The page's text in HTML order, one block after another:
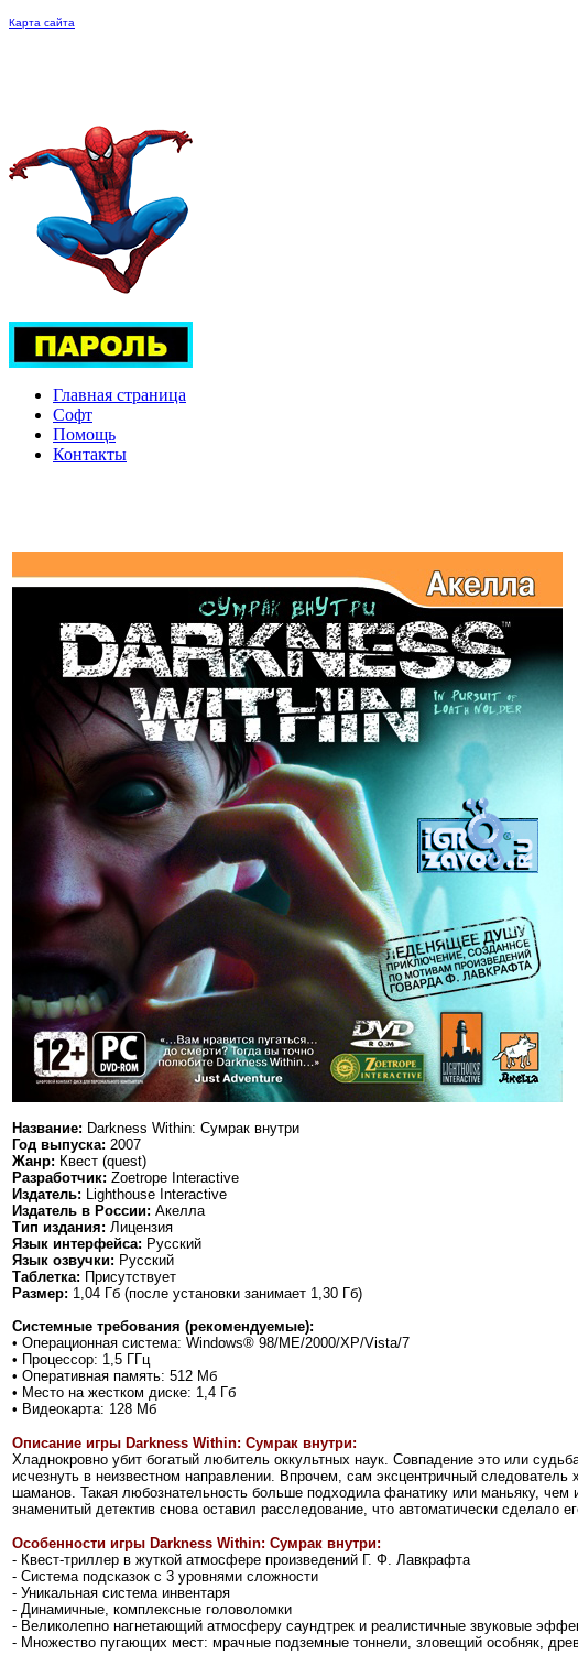
Карта сайта
Главная страница
Софт
Помощь
Контакты
Название: Darkness Within: Сумрак внутри
Год выпуска: 2007
Жанр: Квест (quest)
Разработчик: Zoetrope Interactive
Издатель: Lighthouse Interactive
Издатель в России: Акелла
Тип издания: Лицензия
Язык интерфейса: Русский
Язык озвучки: Русский
Таблетка: Присутствует
Размер: 1,04 Гб (после установки занимает 1,30 Гб)
Системные требования (рекомендуемые):
• Операционная система: Windows® 98/ME/2000/XP/Vista/7
• Процессор: 1,5 ГГц
• Оперативная память: 512 Мб
• Место на жестком диске: 1,4 Гб
• Видеокарта: 128 Мб
Описание игры Darkness Within: Сумрак внутри:
Хладнокровно убит богатый любитель оккультных наук. Совпадение это или
исчезнуть в неизвестном направлении. Впрочем, сам эксцентричный
шаманов. Такая любознательность больше подходила фанатику или маньяку,
знаменитый детектив снова оставил расследование, что автоматически сделало
Особенности игры Darkness Within: Сумрак внутри:
- Квест-триллер в жуткой атмосфере произведений Г. Ф. Лавкрафта
- Система подсказок с 3 уровнями сложности
- Уникальная система инвентаря
- Динамичные, комплексные головоломки
- Великолепно нагнетающий атмосферу саундтрек и реалистичные звуковые
- Множество пугающих мест: мрачные подземные тоннели, зловещий особняк,